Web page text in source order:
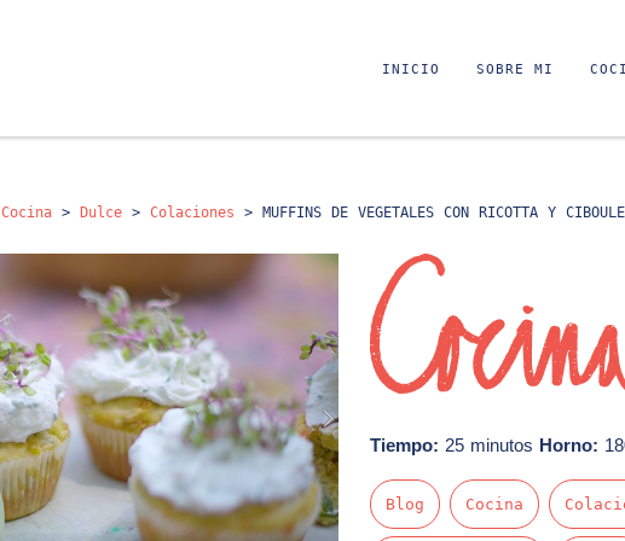
INICIO SOBRE MI
Cocina > Dulce > Colaciones > MUFFINS DE VEGETALES CON RICOTTA Y
Tiempo: 25 minutos Horno:
Blog Cocina